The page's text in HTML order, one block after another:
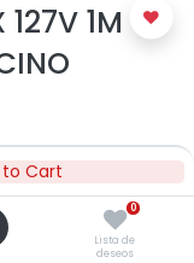
Cart
0
Lista de
deseos
1M
módulo
reciclados
origen sostenible